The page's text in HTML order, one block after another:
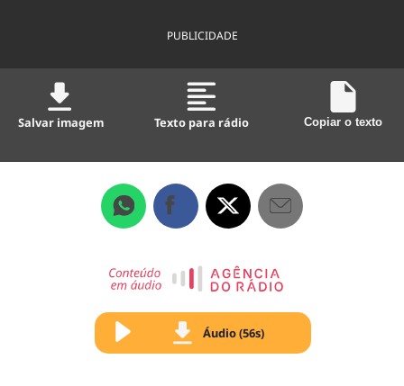
PUBLICIDADE
Salvar imagem Texto para rádio Copiar o texto
Áudio (56s)